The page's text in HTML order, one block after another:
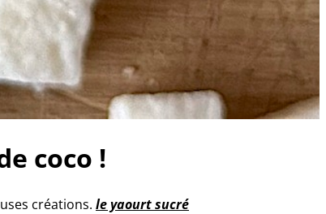
coco !
créations. le yaourt sucré